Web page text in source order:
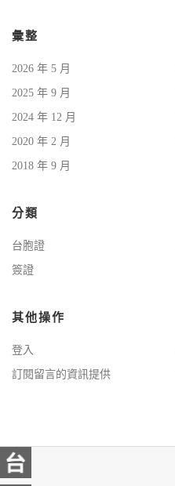
彙整
2026 年 5 月
2025 年 9 月
2024 年 12 月
2020 年 2 月
2018 年 9 月
分類
台胞證
簽證
其他操作
登入
訂閱留言的資訊提供